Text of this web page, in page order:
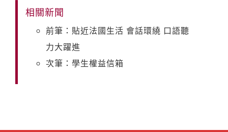
相關新聞
前筆：貼近法國生活 會話環繞 口語聽
力大躍進
次筆：學生權益信箱